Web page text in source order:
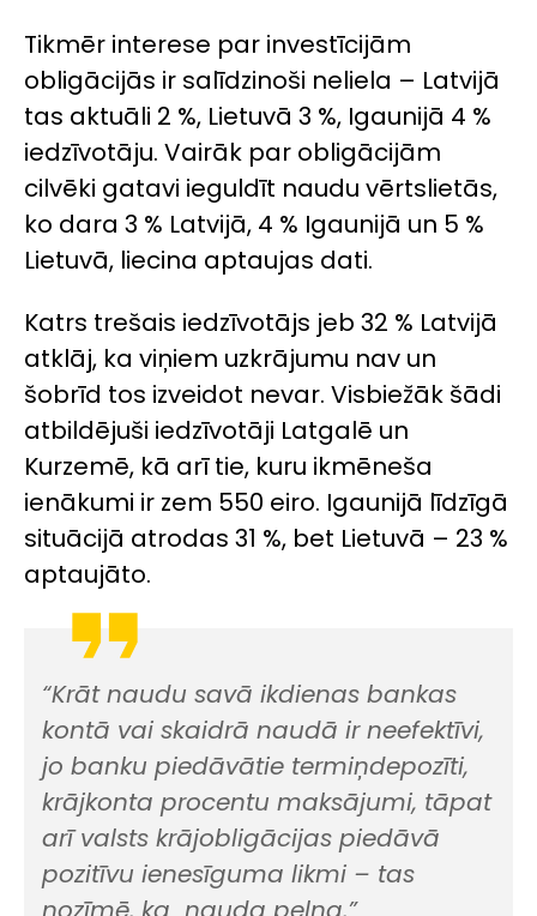
Tikmēr interese par investīcijām
obligācijās ir salīdzinoši neliela – Latvijā
tas aktuāli 2 %, Lietuvā 3 %, Igaunijā 4 %
iedzīvotāju. Vairāk par obligācijām
cilvēki gatavi ieguldīt naudu vērtslietās,
ko dara 3 % Latvijā, 4 % Igaunijā un 5 %
Lietuvā, liecina aptaujas dati.
Katrs trešais iedzīvotājs jeb 32 % Latvijā
atklāj, ka viņiem uzkrājumu nav un
šobrīd tos izveidot nevar. Visbiežāk šādi
atbildējuši iedzīvotāji Latgalē un
Kurzemē, kā arī tie, kuru ikmēneša
ienākumi ir zem 550 eiro. Igaunijā līdzīgā
situācijā atrodas 31 %, bet Lietuvā – 23 %
aptaujāto.
“Krāt naudu savā ikdienas bankas
kontā vai skaidrā naudā ir neefektīvi,
jo banku piedāvātie termiņdepozīti,
krājkonta procentu maksājumi, tāpat
arī valsts krājobligācijas piedāvā
pozitīvu ienesīguma likmi – tas